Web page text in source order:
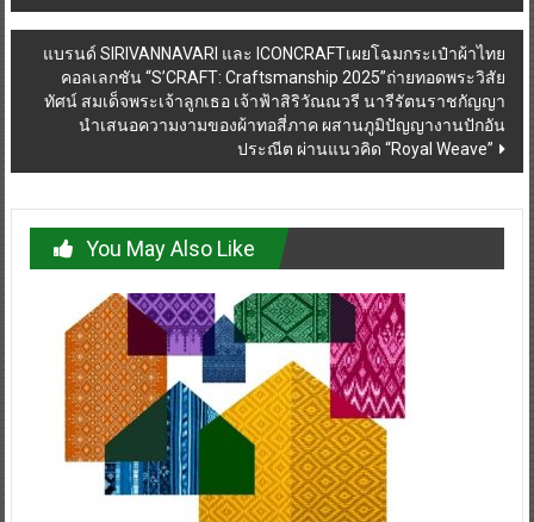
แบรนด์ SIRIVANNAVARI และ ICONCRAFTเผยโฉมกระเป๋าผ้าไทย
คอลเลกชัน “S’CRAFT: Craftsmanship 2025”ถ่ายทอดพระวิสัย
ทัศน์ สมเด็จพระเจ้าลูกเธอ เจ้าฟ้าสิริวัณณวรี นารีรัตนราชกัญญา
นำเสนอความงามของผ้าทอสี่ภาค ผสานภูมิปัญญางานปักอัน
ประณีต ผ่านแนวคิด “Royal Weave”
You May Also Like